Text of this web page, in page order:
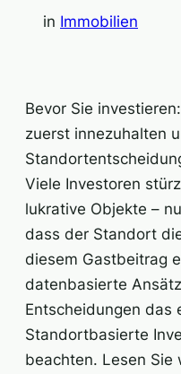
in Immobilien
Bevor Sie
zuerst innezuhalten
Viele Investoren
lukrative Objekte –
dass der Standort
diesem Gastbeitrag
datenbasierte
Entscheidungen das
Standortbasierte
beachten. Lesen Sie